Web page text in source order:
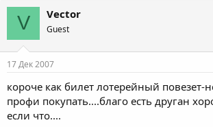
V Vector
Guest
17 Дек 2007
короче как билет лотерейный повезет-
профи покупать....благо есть друган
если что....